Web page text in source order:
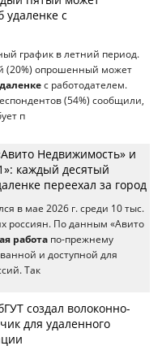
удаленке с
график в летний период.
(20%) опрошенный может
с работодателем.
(54%) сообщили,
п
Недвижимость» и
каждый десятый
переехал за город
в мае 2026 г. среди 10 тыс.
россиян. По данным «Авито
работа по-прежнему
и доступной для
Так
создал волоконно-
для удаленного